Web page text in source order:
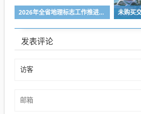
2026年全省地理标志工作推进会在郑州举行
发表评论